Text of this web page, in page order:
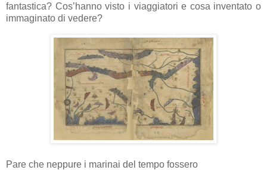
fantastica? Cos’hanno visto i viaggiatori e cosa inventato o
immaginato di vedere?
Pare che neppure i marinai del tempo fossero